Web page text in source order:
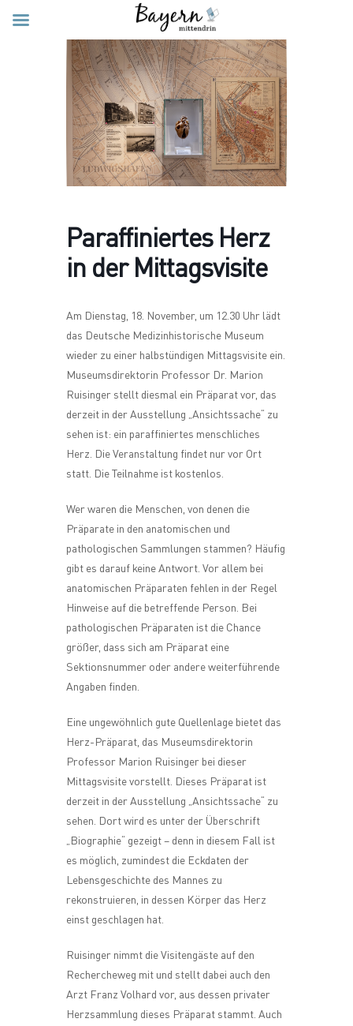
Paraffiniertes Herz
in der Mittagsvisite
Am Dienstag, 18. November, um 12.30 Uhr lädt
das Deutsche Medizinhistorische Museum
wieder zu einer halbstündigen Mittagsvisite ein.
Museumsdirektorin Professor Dr. Marion
Ruisinger stellt diesmal ein Präparat vor, das
derzeit in der Ausstellung „Ansichtssache“ zu
sehen ist: ein paraffiniertes menschliches
Herz. Die Veranstaltung findet nur vor Ort
statt. Die Teilnahme ist kostenlos.
Wer waren die Menschen, von denen die
Präparate in den anatomischen und
pathologischen Sammlungen stammen? Häufig
gibt es darauf keine Antwort. Vor allem bei
anatomischen Präparaten fehlen in der Regel
Hinweise auf die betreffende Person. Bei
pathologischen Präparaten ist die Chance
größer, dass sich am Präparat eine
Sektionsnummer oder andere weiterführende
Angaben finden.
Eine ungewöhnlich gute Quellenlage bietet das
Herz-Präparat, das Museumsdirektorin
Professor Marion Ruisinger bei dieser
Mittagsvisite vorstellt. Dieses Präparat ist
derzeit in der Ausstellung „Ansichtssache“ zu
sehen. Dort wird es unter der Überschrift
„Biographie“ gezeigt – denn in diesem Fall ist
es möglich, zumindest die Eckdaten der
Lebensgeschichte des Mannes zu
rekonstruieren, in dessen Körper das Herz
einst geschlagen hat.
Ruisinger nimmt die Visitengäste auf den
Rechercheweg mit und stellt dabei auch den
Arzt Franz Volhard vor, aus dessen privater
Herzsammlung dieses Präparat stammt. Auch